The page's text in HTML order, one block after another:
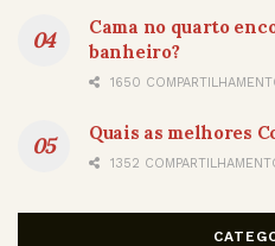
Cama no quarto
banheiro?
1650
Quais as melhores
1352